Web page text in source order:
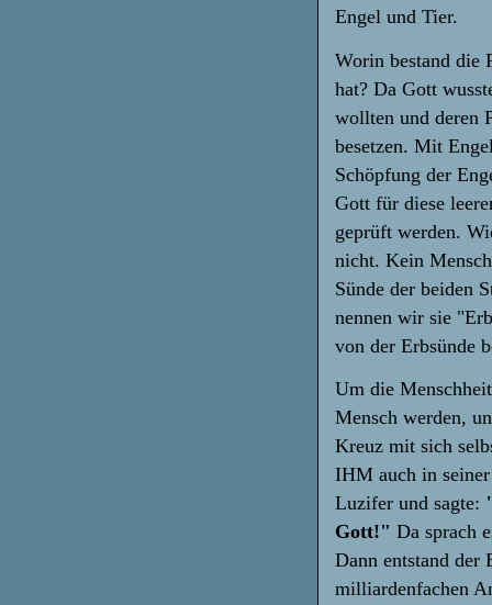
Engel und Tier.
Worin bestand die
hat? Da Gott
wollten und deren
besetzen. Mit
Schöpfung der
Gott für diese
geprüft werden.
nicht. Kein
Sünde der beiden
nennen wir sie
von der Erbsünde
Um die
Mensch werden,
Kreuz mit sich
IHM auch in seiner
Luzifer und sagte:
Gott!" Da sprach
Dann entstand der
milliardenfachen